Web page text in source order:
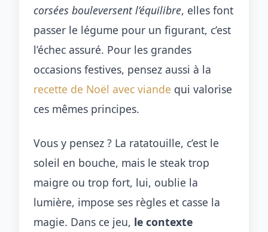
corsées bouleversent l’équilibre, elles font
passer le légume pour un figurant, c’est
l’échec assuré. Pour les grandes
occasions festives, pensez aussi à la
recette de Noël avec viande qui valorise
ces mêmes principes.
Vous y pensez ? La ratatouille, c’est le
soleil en bouche, mais le steak trop
maigre ou trop fort, lui, oublie la
lumière, impose ses règles et casse la
magie. Dans ce jeu, le contexte